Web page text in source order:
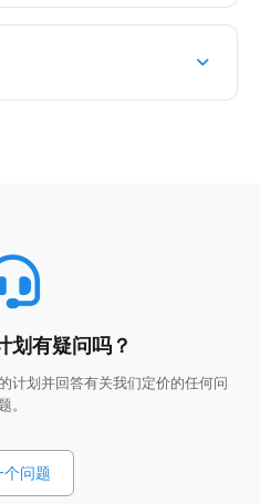
划有疑问吗？
计划并回答有关我们定价的任何问
。
个问题